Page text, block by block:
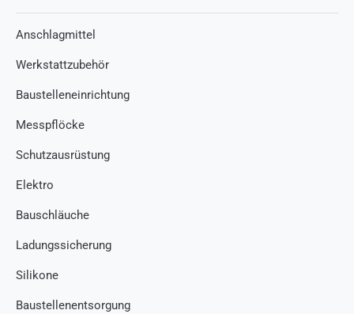
Anschlagmittel
Werkstattzubehör
Baustelleneinrichtung
Messpflöcke
Schutzausrüstung
Elektro
Bauschläuche
Ladungssicherung
Silikone
Baustellenentsorgung